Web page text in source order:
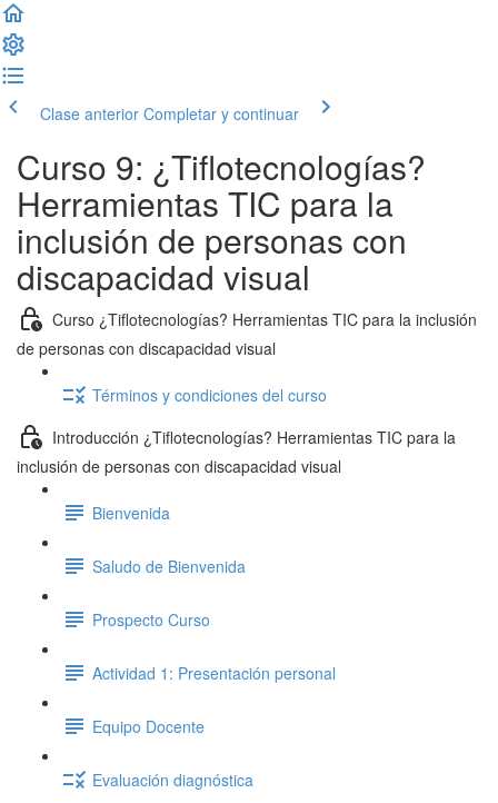
Clase anterior Completar y continuar
Curso 9: ¿Tiflotecnologías?
Herramientas TIC para la
inclusión de personas con
discapacidad visual
Curso ¿Tiflotecnologías? Herramientas TIC para la inclusión
de personas con discapacidad visual
Términos y condiciones del curso
Introducción ¿Tiflotecnologías? Herramientas TIC para la
inclusión de personas con discapacidad visual
Bienvenida
Saludo de Bienvenida
Prospecto Curso
Actividad 1: Presentación personal
Equipo Docente
Evaluación diagnóstica